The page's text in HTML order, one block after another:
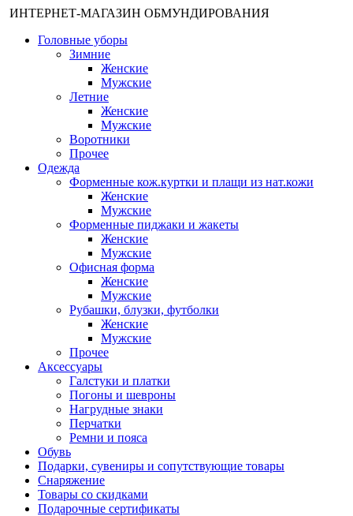
ИНТЕРНЕТ-МАГАЗИН ОБМУНДИРОВАНИЯ
Головные уборы
Зимние
Женские
Мужские
Летние
Женские
Мужские
Воротники
Прочее
Одежда
Форменные кож.куртки и плащи из нат.кожи
Женские
Мужские
Форменные пиджаки и жакеты
Женские
Мужские
Офисная форма
Женские
Мужские
Рубашки, блузки, футболки
Женские
Мужские
Прочее
Аксессуары
Галстуки и платки
Погоны и шевроны
Нагрудные знаки
Перчатки
Ремни и пояса
Обувь
Подарки, сувениры и сопутствующие товары
Снаряжение
Товары со скидками
Подарочные сертификаты